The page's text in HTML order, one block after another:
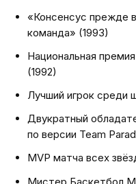
«Консенсус прежде
команда» (1993)
Национальная
(1992)
Лучший игрок среди
Двукратный
по версии Team
MVP матча всех
Мистер Баскетбол